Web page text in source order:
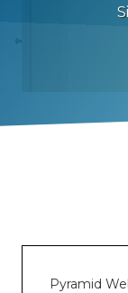
Pyramid